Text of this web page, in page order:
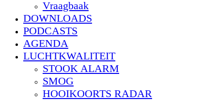
Vraagbaak
DOWNLOADS
PODCASTS
AGENDA
LUCHTKWALITEIT
STOOK ALARM
SMOG
HOOIKOORTS RADAR